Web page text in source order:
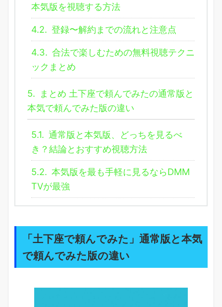
本気版を視聴する方法
4.2. 登録〜解約までの流れと注意点
4.3. 合法で楽しむための無料視聴テクニ
ックまとめ
5.
まとめ 土下座で頼んでみたの通常版と
本気で頼んでみた版の違い
5.1. 通常版と本気版、どっちを見るべ
き？結論とおすすめ視聴方法
5.2. 本気版を最も手軽に見るならDMM
TVが最強
「土下座で頼んでみた」 通常版と本気
で頼んでみた版の違い